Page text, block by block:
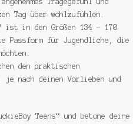
Tag über wohlzufühlen.
ist in den Größen 134 – 170
für Jugendliche, die
den praktischen
je nach deinen Vorlieben und
Teens“ und betone deine